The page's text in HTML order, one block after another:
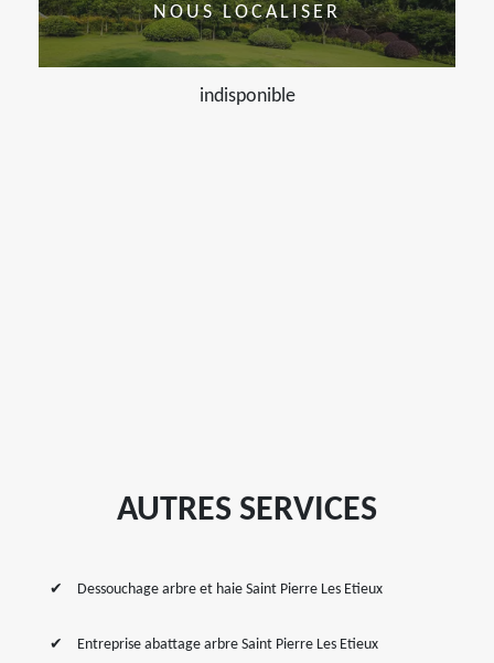
NOUS LOCALISER
indisponible
AUTRES SERVICES
Dessouchage arbre et haie Saint Pierre Les Etieux
Entreprise abattage arbre Saint Pierre Les Etieux